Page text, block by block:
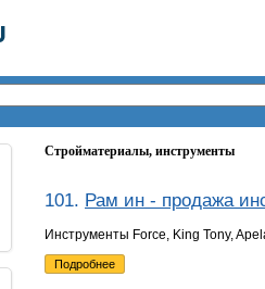
Стройматериалы, инструменты
101. Рам ин - продажа
Инструменты Force, King Tony,
Подробнее